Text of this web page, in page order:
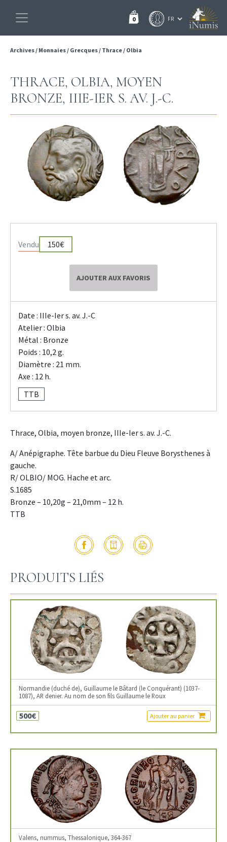
0
Archives/ Monnaies/ Grecques/ Thrace/ Olbia
THRACE, OLBIA, MOYEN
BRONZE, IIIE-IER S. AV. J.-C.
Vendu 150€
AJOUTER AUX FAVORIS
Date : IIIe-Ier s. av. J.-C
Atelier : Olbia
Métal : Bronze
Poids : 10,2 g.
Diamètre : 21 mm.
Axe : 12 h.
TTB
Thrace, Olbia, moyen bronze, IIIe-Ier s. av. J.-C.
A/ Anépigraphe. Tête barbue du Dieu Fleuve Borysthenes à
gauche.
R/ OLBIO/ MOG. Hache et arc.
S.1685
Bronze – 10,20g – 21,0mm – 12 h.
TTB
PRODUITS LIÉS
Normandie (duché de), Guillaume le Bâtard (le Conquérant) (1037-
1087), AR denier. Au nom de son fils Guillaume le Roux
500€ Ajouter au panier
Valens, nummus, Thessalonique, 364-367